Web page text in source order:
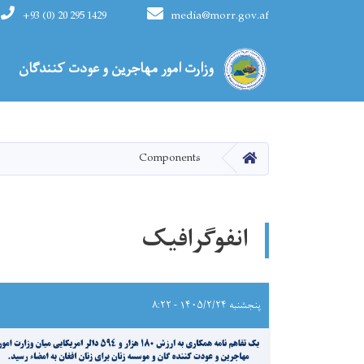
وزارت امور مهاجرین و عودت کنندگان
media@morr.gov.af
+93 (0) 20 295 1429
Main navigation
HOME
Components
انفوگرافیک
پنجشنبه ۱۴۰۵/۲/۲۴ - ۸:۲۲